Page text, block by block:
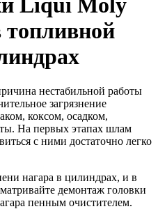
Liqui Moly
топливной
нестабильной работы
загрязнение
коксом, осадком,
На первых этапах шлам
с ними достаточно легко
нагара в цилиндрах, и в
демонтаж головки
пенным очистителем.